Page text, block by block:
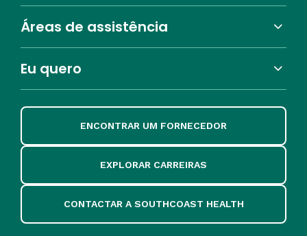
Áreas de assistência
Eu quero
ENCONTRAR UM FORNECEDOR
EXPLORAR CARREIRAS
CONTACTAR A SOUTHCOAST HEALTH